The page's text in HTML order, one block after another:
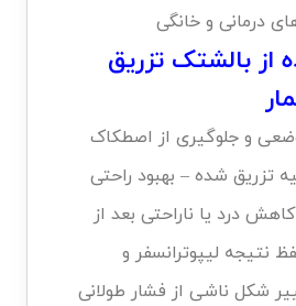
درمانی و خانگی
از بالشتک تزریق
و جلوگیری از اصطکاک
تزریق شده – بهبود راحتی
درد یا ناراحتی بعد از
نتیجه لیپوترانسفر و
شکل ناشی از فشار طولانی